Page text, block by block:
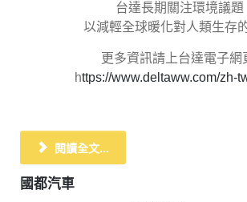
台達長期關注環境議題
以減輕全球暖化對人類生存
更多資訊請上台達電子網
https://www.deltaww.com/zh-
閱讀全文...
國都汽車